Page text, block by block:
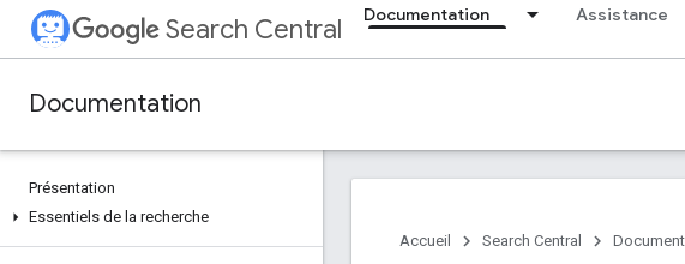
Search Central Documentation Assistance
Documentation
Présentation
Essentiels de la recherche
Accueil Search Central